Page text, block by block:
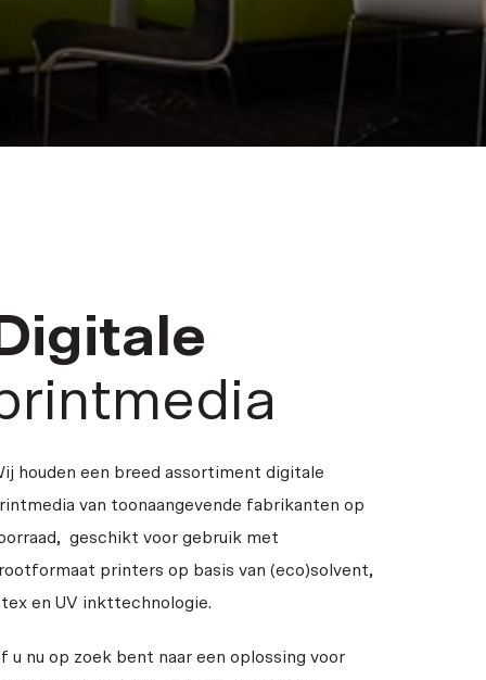
houden een breed assortiment digitale
van toonaangevende fabrikanten op
geschikt voor gebruik met
printers op basis van (eco)solvent,
en UV inkttechnologie.
u nu op zoek bent naar een oplossing voor